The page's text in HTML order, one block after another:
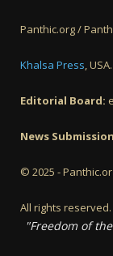
Panthic.org /
Khalsa Press, USA.
Editorial Board:
News
© 2025 -
All rights reserved.
"Freedom of